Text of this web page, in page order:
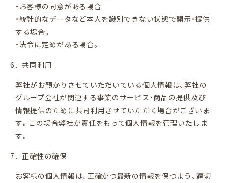
・お客様の同意がある場合
・統計的なデータなど本人を識別できない状態で開示・提供
する場合。
・法令に定めがある場合。
6．共同利用
弊社がお預かりさせていただいている個人情報は、弊社の
グループ会社が関連する事業のサービス・商品の提供及び
情報提供のために共同利用させていただく場合がございま
す。この場合弊社が責任をもって個人情報を管理いたしま
す。
7．正確性の確保
お客様の個人情報は、正確かつ最新の情報を保つよう、適切